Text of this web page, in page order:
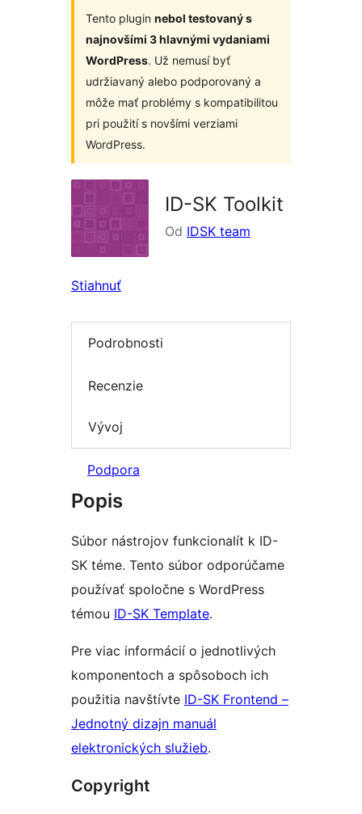
Tento plugin nebol testovaný s
najnovšími 3 hlavnými vydaniami
WordPress. Už nemusí byť
udržiavaný alebo podporovaný a
môže mať problémy s kompatibilitou
pri použití s novšími verziami
WordPress.
ID-SK Toolkit
Od IDSK team
Stiahnuť
Podrobnosti
Recenzie
Vývoj
Podpora
Popis
Súbor nástrojov funkcionalít k ID-
SK téme. Tento súbor odporúčame
používať spoločne s WordPress
témou ID-SK Template.
Pre viac informácií o jednotlivých
komponentoch a spôsoboch ich
použitia navštívte ID-SK Frontend –
Jednotný dizajn manuál
elektronických služieb.
Copyright